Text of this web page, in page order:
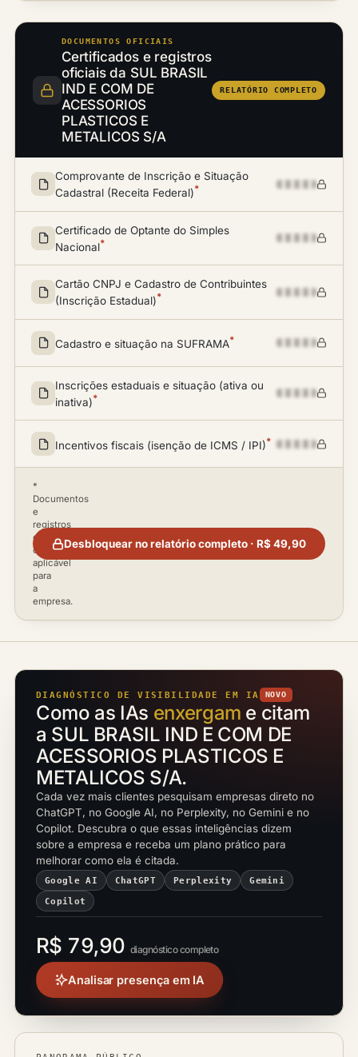
DOCUMENTOS OFICIAIS
Certificados e registros
oficiais da SUL BRASIL
IND E COM DE
ACESSORIOS
PLASTICOS E
METALICOS S/A
RELATÓRIO COMPLETO
Comprovante de Inscrição e Situação
Cadastral (Receita Federal)*
Certificado de Optante do Simples
Nacional*
Cartão CNPJ e Cadastro de Contribuintes
(Inscrição Estadual)*
Cadastro e situação na SUFRAMA*
Inscrições estaduais e situação (ativa ou
inativa)*
Incentivos fiscais (isenção de ICMS / IPI)*
*
Documentos
e
registros
disponíveis
conforme
aplicável
para
a
empresa.
Desbloquear no relatório completo · R$ 49,90
DIAGNÓSTICO DE VISIBILIDADE EM IA NOVO
Como as IAs enxergam e citam
a SUL BRASIL IND E COM DE
ACESSORIOS PLASTICOS E
METALICOS S/A.
Cada vez mais clientes pesquisam empresas direto no
ChatGPT, no Google AI, no Perplexity, no Gemini e no
Copilot. Descubra o que essas inteligências dizem
sobre a empresa e receba um plano prático para
melhorar como ela é citada.
Google AI ChatGPT Perplexity Gemini
Copilot
R$ 79,90 diagnóstico completo
Analisar presença em IA